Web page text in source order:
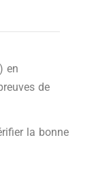
en
de
la bonne